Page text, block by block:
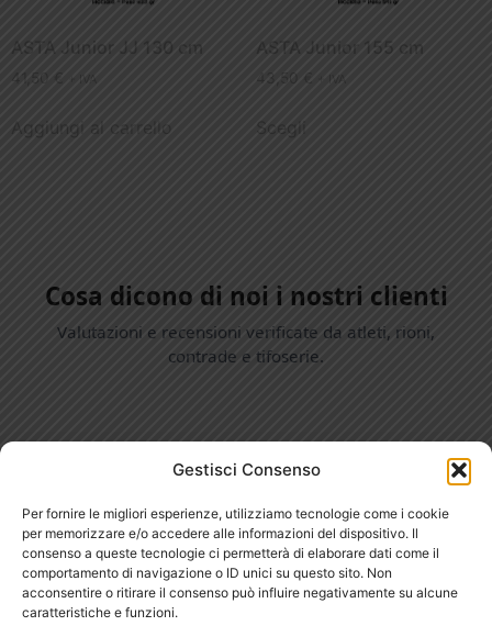
Gestisci Consenso
Per fornire le migliori esperienze, utilizziamo tecnologie come i cookie
per memorizzare e/o accedere alle informazioni del dispositivo. Il
consenso a queste tecnologie ci permetterà di elaborare dati come il
comportamento di navigazione o ID unici su questo sito. Non
acconsentire o ritirare il consenso può influire negativamente su alcune
caratteristiche e funzioni.
ASTA Junior JJ 130 cm
41,50 € + IVA
Aggiungi al carrello
ASTA Junior 155 cm
43,50 € + IVA
Scegli
Cosa dicono di noi i nostri clienti
Valutazioni e recensioni verificate da atleti, rioni,
contrade e tifoserie.
Astesbandieratori.itè un brand diVERET S.r.l.- Fabbrica e
Produzione Aste per Sbandieratori e Tifoserie.